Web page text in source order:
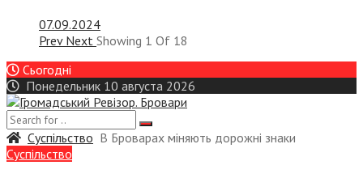
07.09.2024
Prev Next Showing 1 Of 18
Сьогодні
Понедельник 10 августа 2026
Суспiльство В Броварах міняють дорожні знаки
Суспiльство